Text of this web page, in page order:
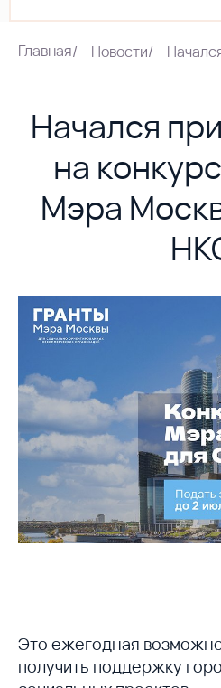
Главная/ Новости/
Начался
на
Мэра
Это ежегодная
получить поддержку